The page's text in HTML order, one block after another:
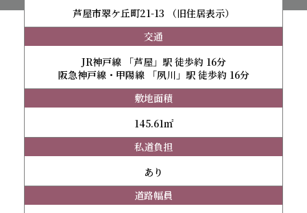
芦屋市翠ケ丘町21-13 （旧住居表示）
交通
JR神戸線 「芦屋」駅 徒歩約 16分
阪急神戸線・甲陽線 「夙川」駅 徒歩約 16分
敷地面積
145.61㎡
私道負担
あり
道路幅員